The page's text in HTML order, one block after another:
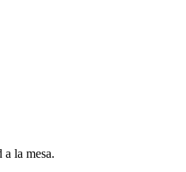
la mesa.